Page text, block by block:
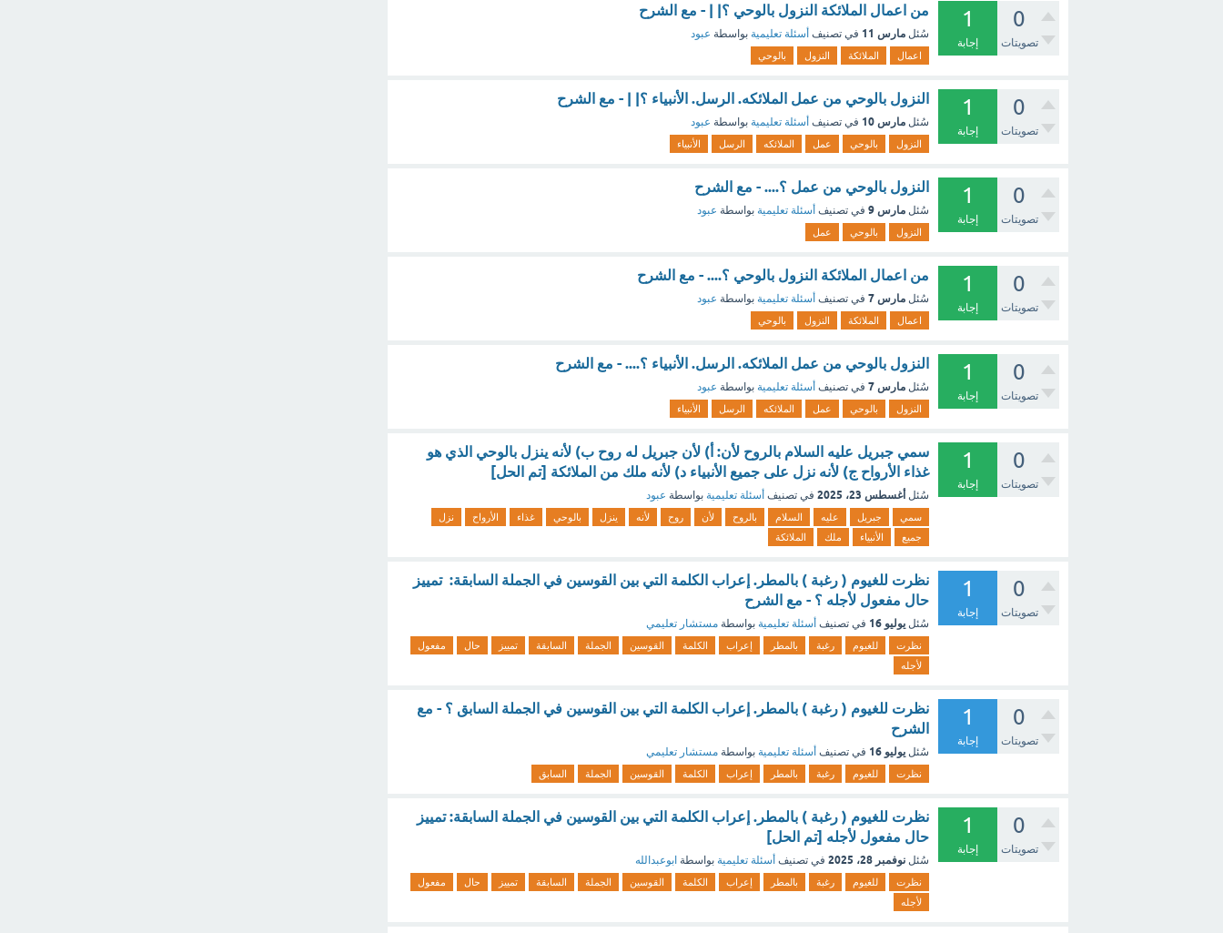
0
تصويتات
1
إجابة
من اعمال الملائكة النزول بالوحي ؟| | - مع الشرح
سُئل مارس 11 في تصنيف أسئلة تعليمية بواسطة عبود
اعمال الملائكة النزول بالوحي
0
تصويتات
1
إجابة
النزول بالوحي من عمل الملائكه. الرسل. الأنبياء ؟| | - مع الشرح
سُئل مارس 10 في تصنيف أسئلة تعليمية بواسطة عبود
النزول بالوحي عمل الملائكه الرسل الأنبياء
0
تصويتات
1
إجابة
النزول بالوحي من عمل ؟.... - مع الشرح
سُئل مارس 9 في تصنيف أسئلة تعليمية بواسطة عبود
النزول بالوحي عمل
0
تصويتات
1
إجابة
من اعمال الملائكة النزول بالوحي ؟.... - مع الشرح
سُئل مارس 7 في تصنيف أسئلة تعليمية بواسطة عبود
اعمال الملائكة النزول بالوحي
0
تصويتات
1
إجابة
النزول بالوحي من عمل الملائكه. الرسل. الأنبياء ؟.... - مع الشرح
سُئل مارس 7 في تصنيف أسئلة تعليمية بواسطة عبود
النزول بالوحي عمل الملائكه الرسل الأنبياء
0
تصويتات
1
إجابة
سمي جبريل عليه السلام بالروح لأن: أ) لأن جبريل له روح ب) لأنه ينزل بالوحي الذي هو
غذاء الأرواح ج) لأنه نزل على جميع الأنبياء د) لأنه ملك من الملائكة [تم الحل]
سُئل أغسطس 23، 2025 في تصنيف أسئلة تعليمية بواسطة عبود
سمي جبريل عليه السلام بالروح لأن روح لأنه ينزل بالوحي غذاء الأرواح
نزل
جميع
الأنبياء ملك الملائكة
0
تصويتات
1
إجابة
نظرت للغيوم ( رغبة ) بالمطر. إعراب الكلمة التي بين القوسين في الجملة السابقة: تمييز
حال مفعول لأجله ؟ - مع الشرح
سُئل يوليو 16 في تصنيف أسئلة تعليمية بواسطة مستشار تعليمي
نظرت للغيوم رغبة بالمطر إعراب الكلمة القوسين الجملة السابقة تمييز حال
مفعول
لأجله
0
تصويتات
1
إجابة
نظرت للغيوم ( رغبة ) بالمطر. إعراب الكلمة التي بين القوسين في الجملة السابق ؟ - مع
الشرح
سُئل يوليو 16 في تصنيف أسئلة تعليمية بواسطة مستشار تعليمي
نظرت للغيوم رغبة بالمطر إعراب الكلمة القوسين الجملة السابق
0
تصويتات
1
إجابة
نظرت للغيوم ( رغبة ) بالمطر. إعراب الكلمة التي بين القوسين في الجملة السابقة: تمييز
حال مفعول لأجله [تم الحل]
سُئل نوفمبر 28، 2025 في تصنيف أسئلة تعليمية بواسطة ابوعبدالله
نظرت للغيوم رغبة بالمطر إعراب الكلمة القوسين الجملة السابقة تمييز حال
مفعول
لأجله